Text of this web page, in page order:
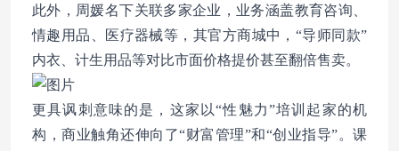
此外，周媛名下关联多家企业，业务涵盖教育咨询、
情趣用品、医疗器械等，其官方商城中，“导师同款”
内衣、计生用品等对比市面价格提价甚至翻倍售卖。
更具讽刺意味的是，这家以“性魅力”培训起家的机
构，商业触角还伸向了“财富管理”和“创业指导”。课